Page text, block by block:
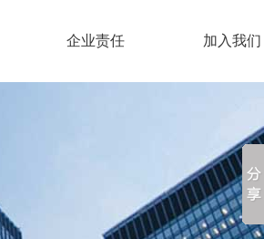
企业责任 加入我们